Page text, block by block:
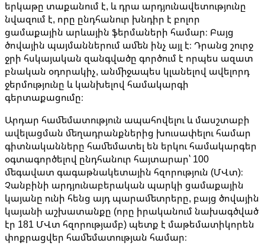
երկաթը տաքանում է, և դրա արդյունավետությունը
նվազում է, որը ընդհանուր խնդիր է բոլոր
ցամաքային արևային ֆերմաների համար։ Բայց
ծովային պայմաններում ամեն ինչ այլ է։ Դրանց շուրջ
ջրի հսկայական զանգվածը գործում է որպես ազատ
բնական օդորակիչ, անմիջապես կլանելով ավելորդ
ջերմությունը և կանխելով համակարգի
գերտաքացումը։
Արդար համեմատություն ապահովելու և մասշտաբի
ավելացման մեղադրանքներից խուսափելու համար
գիտնականները համեմատել են երկու համակարգեր
օգտագործելով ընդհանուր հայտարար՝ 100
մեգավատ գագաթնակետային հզորություն (ՄՎտ)։
Չանբինի արդյունաբերական պարկի ցամաքային
կայանը ունի հենց այդ պարամետրերը, բայց ծովային
կայանի աշխատանքը (որը իրականում նախագծված
էր 181 ՄՎտ հզորությամբ) պետք է մաթեմատիկորեն
փոքրացվեր համեմատության համար։